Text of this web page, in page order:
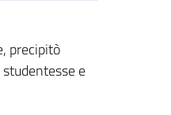
precipitò
e